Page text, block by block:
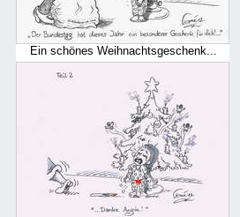
Ein schönes Weihnachtsgeschenk...